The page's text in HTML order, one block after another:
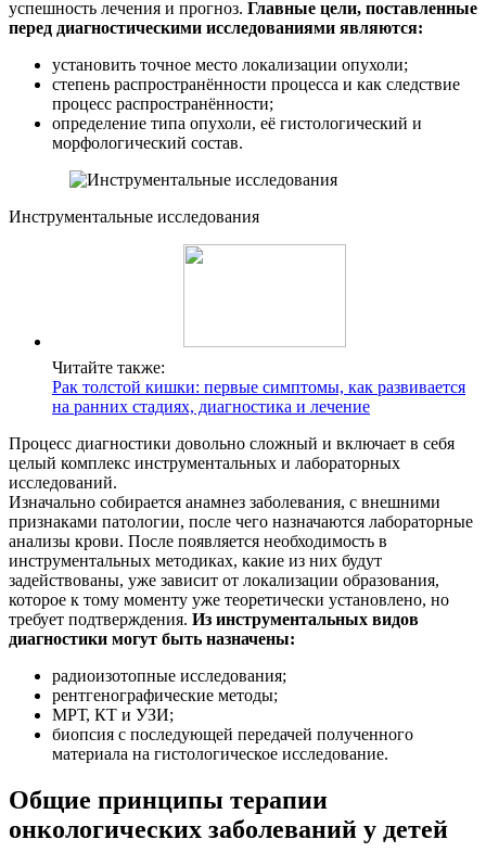
успешность лечения и прогноз. Главные цели, поставленные
перед диагностическими исследованиями являются:
установить точное место локализации опухоли;
степень распространённости процесса и как следствие
процесс распространённости;
определение типа опухоли, её гистологический и
морфологический состав.
Инструментальные исследования
Читайте также:
Рак толстой кишки: первые симптомы, как развивается
на ранних стадиях, диагностика и лечение
Процесс диагностики довольно сложный и включает в себя
целый комплекс инструментальных и лабораторных
исследований.
Изначально собирается анамнез заболевания, с внешними
признаками патологии, после чего назначаются лабораторные
анализы крови. После появляется необходимость в
инструментальных методиках, какие из них будут
задействованы, уже зависит от локализации образования,
которое к тому моменту уже теоретически установлено, но
требует подтверждения. Из инструментальных видов
диагностики могут быть назначены:
радиоизотопные исследования;
рентгенографические методы;
МРТ, КТ и УЗИ;
биопсия с последующей передачей полученного
материала на гистологическое исследование.
Общие принципы терапии
онкологических заболеваний у детей